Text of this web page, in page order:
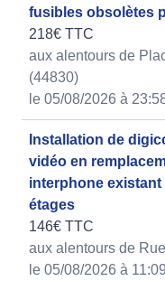
fusibles obsolètes
218€ TTC
aux alentours de
(44830)
le 05/08/2026 à
Installation de
vidéo en
interphone
étages
146€ TTC
aux alentours de
le 05/08/2026 à 11:09